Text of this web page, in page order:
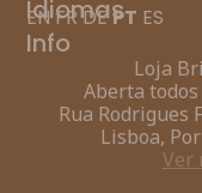
Idiomas
EN FR DEPT ES
Info
Loja
Aberta
Rua Rodrigues
Lisboa,
Ver